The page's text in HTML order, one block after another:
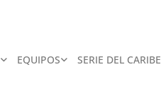
EQUIPOS SERIE DEL CARIBE